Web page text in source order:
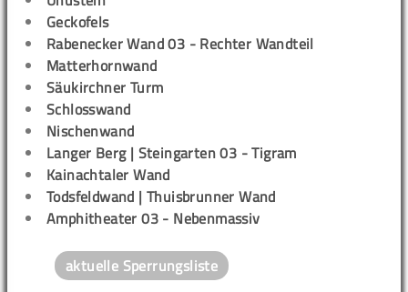
Geckofels
Rabenecker Wand 03 - Rechter Wandteil
Matterhornwand
Säukirchner Turm
Schlosswand
Nischenwand
Langer Berg | Steingarten 03 - Tigram
Kainachtaler Wand
Todsfeldwand | Thuisbrunner Wand
Amphitheater 03 - Nebenmassiv
aktuelle Sperrungsliste